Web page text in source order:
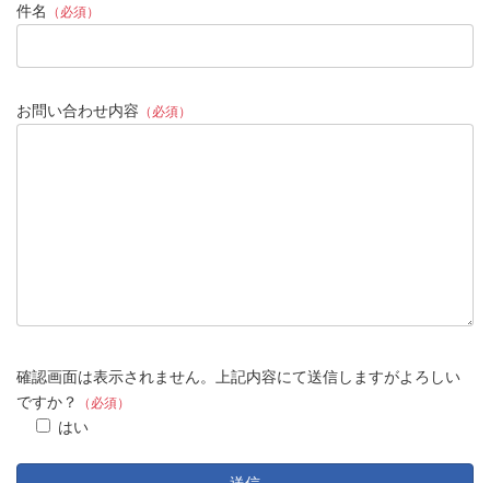
件名 （必須）
お問い合わせ内容 （必須）
確認画面は表示されません。上記内容にて送信しますがよろしい
ですか？
（必須）
はい